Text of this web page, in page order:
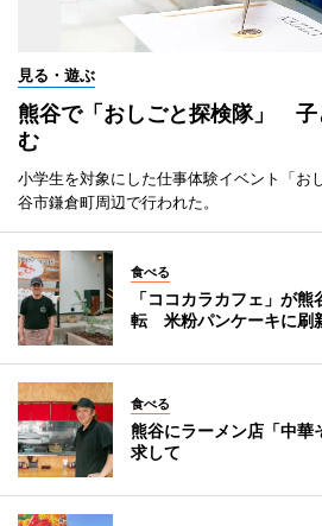
見る・遊ぶ
熊谷で「おしごと探検隊」 子
む
小学生を対象にした仕事体験イベント「お
谷市鎌倉町周辺で行われた。
食べる
「ココカラカフェ」が
転 米粉パンケーキに刷
食べる
熊谷にラーメン店「中
求して